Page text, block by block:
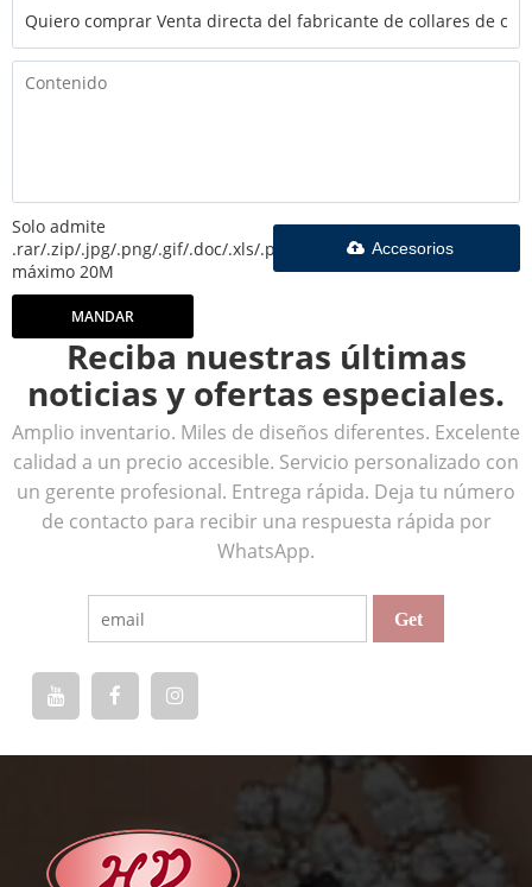
Solo admite
.rar/.zip/.jpg/.png/.gif/.doc/.xls/.pdf,
máximo 20M
Accesorios
MANDAR
Reciba nuestras últimas
noticias y ofertas especiales.
Amplio inventario. Miles de diseños diferentes. Excelente
calidad a un precio accesible. Servicio personalizado con
un gerente profesional. Entrega rápida. Deja tu número
de contacto para recibir una respuesta rápida por
WhatsApp.